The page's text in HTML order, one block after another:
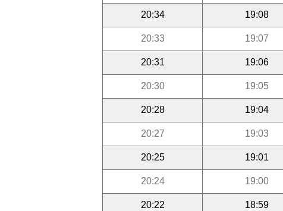
19:08
20:34
19:07
20:33
19:06
20:31
19:05
20:30
19:04
20:28
19:03
20:27
19:01
20:25
19:00
20:24
18:59
20:22